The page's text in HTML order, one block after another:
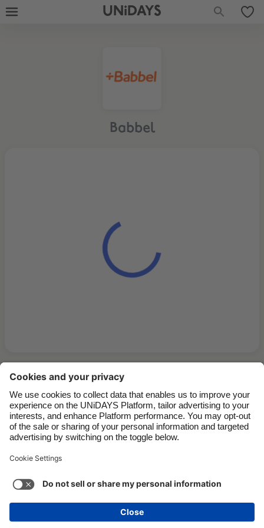
UNiDAYS
Babbel
Contatti Aziende Stampa Lavora con noi
Impostazioni dei cookie Informativa sulla Privacy
Accessibilità Trasparenza Italia